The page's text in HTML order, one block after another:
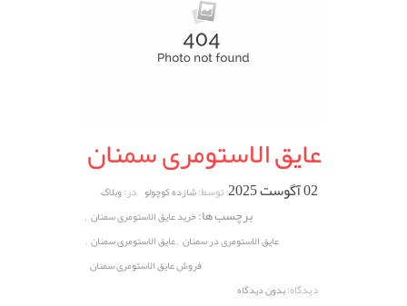
عایق الاستومری سمنان
02 آگوست 2025 توسط:شازده کوچولو در:وبلاگ
برچسب ها:خرید عایق الاستومری سمنان ,
عایق الاستومری در سمنان ,عایق الاستومری سمنان ,
فروش عایق الاستومری سمنان
دیدگاه:بدون دیدگاه